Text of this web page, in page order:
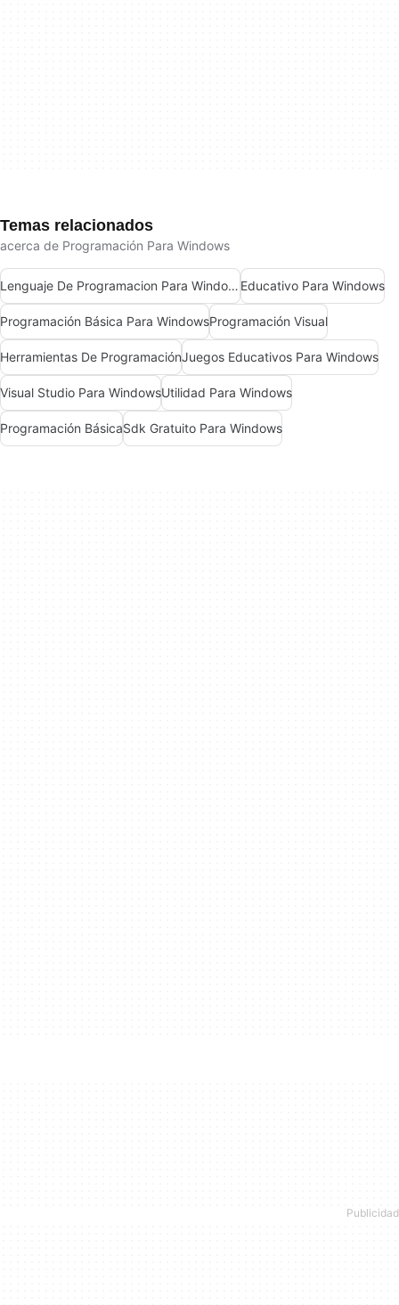
Temas relacionados
acerca de Programación Para Windows
Lenguaje De Programacion Para Windows Educativo Para Windows
Programación Básica Para WindowsProgramación Visual
Herramientas De ProgramaciónJuegos Educativos Para Windows
Visual Studio Para WindowsUtilidad Para Windows
Programación BásicaSdk Gratuito Para Windows